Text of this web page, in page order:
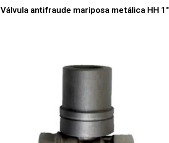
Válvula antifraude mariposa metálica HH 1″